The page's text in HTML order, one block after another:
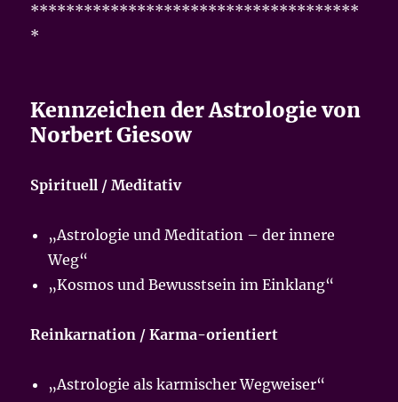
*************************************
*
Kennzeichen der Astrologie von
Norbert Giesow
Spirituell / Meditativ
„Astrologie und Meditation – der innere
Weg“
„Kosmos und Bewusstsein im Einklang“
Reinkarnation / Karma-orientiert
„Astrologie als karmischer Wegweiser“